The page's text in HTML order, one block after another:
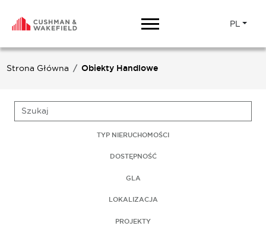
PL
Strona Główna Obiekty Handlowe
TYP NIERUCHOMOŚCI
DOSTĘPNOŚĆ
GLA
LOKALIZACJA
PROJEKTY